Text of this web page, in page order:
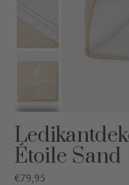
Étoile Sand
€79,95